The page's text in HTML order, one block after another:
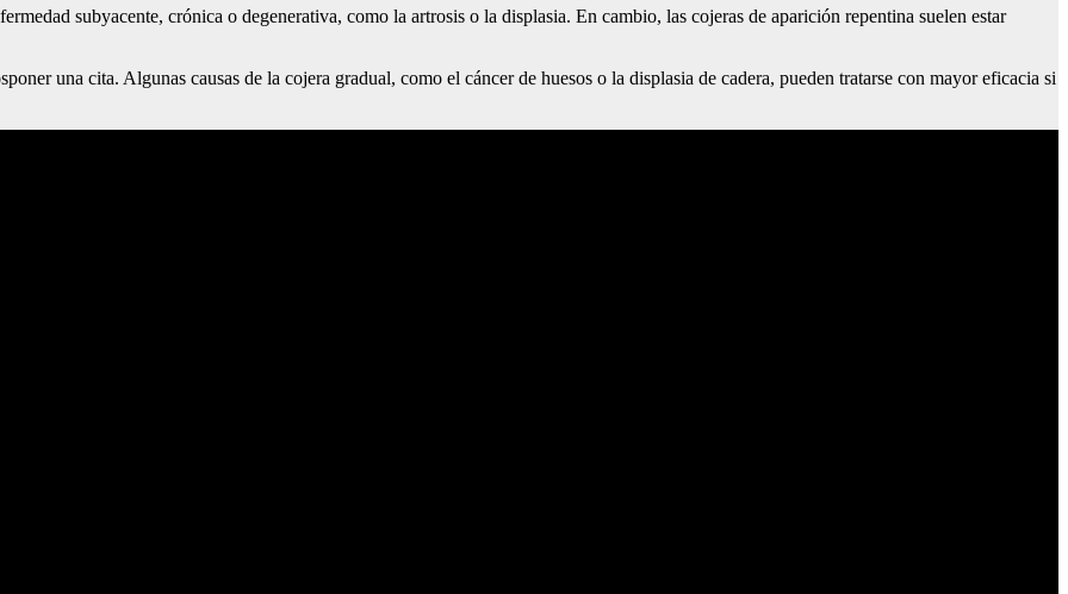
subyacente, crónica o degenerativa, como la artrosis o la displasia. En cambio, las cojeras de aparición repentina suelen estar
una cita. Algunas causas de la cojera gradual, como el cáncer de huesos o la displasia de cadera, pueden tratarse con mayor eficacia si